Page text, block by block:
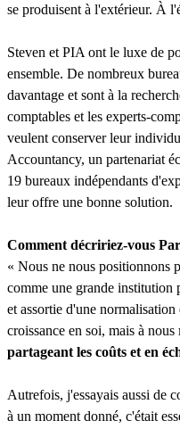
se produisent à l'extérieur. À
Steven et PIA ont le luxe de
ensemble. De nombreux
davantage et sont à la
comptables et les experts-
veulent conserver leur
Accountancy, un partenariat
19 bureaux indépendants
leur offre une bonne solution.
Comment décririez-vous
« Nous ne nous positionnons
comme une grande institution
et assortie d'une
croissance en soi, mais à nous
partageant les coûts et en
Autrefois, j'essayais aussi de
à un moment donné, c'était